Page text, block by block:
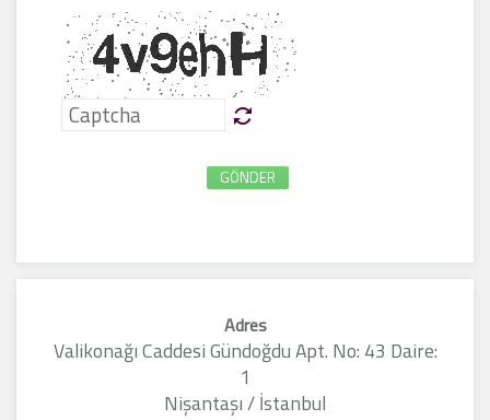
GÖNDER
Adres
Valikonağı Caddesi Gündoğdu Apt. No: 43 Daire:
1
Nişantaşı / İstanbul